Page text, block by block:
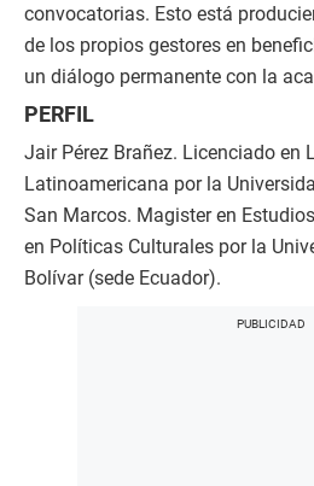
convocatorias. Esto está
de los propios gestores en
un diálogo permanente con la
PERFIL
Jair Pérez Brañez. Licenciado en
Latinoamericana por la
San Marcos. Magister en
en Políticas Culturales por la
Bolívar (sede Ecuador).